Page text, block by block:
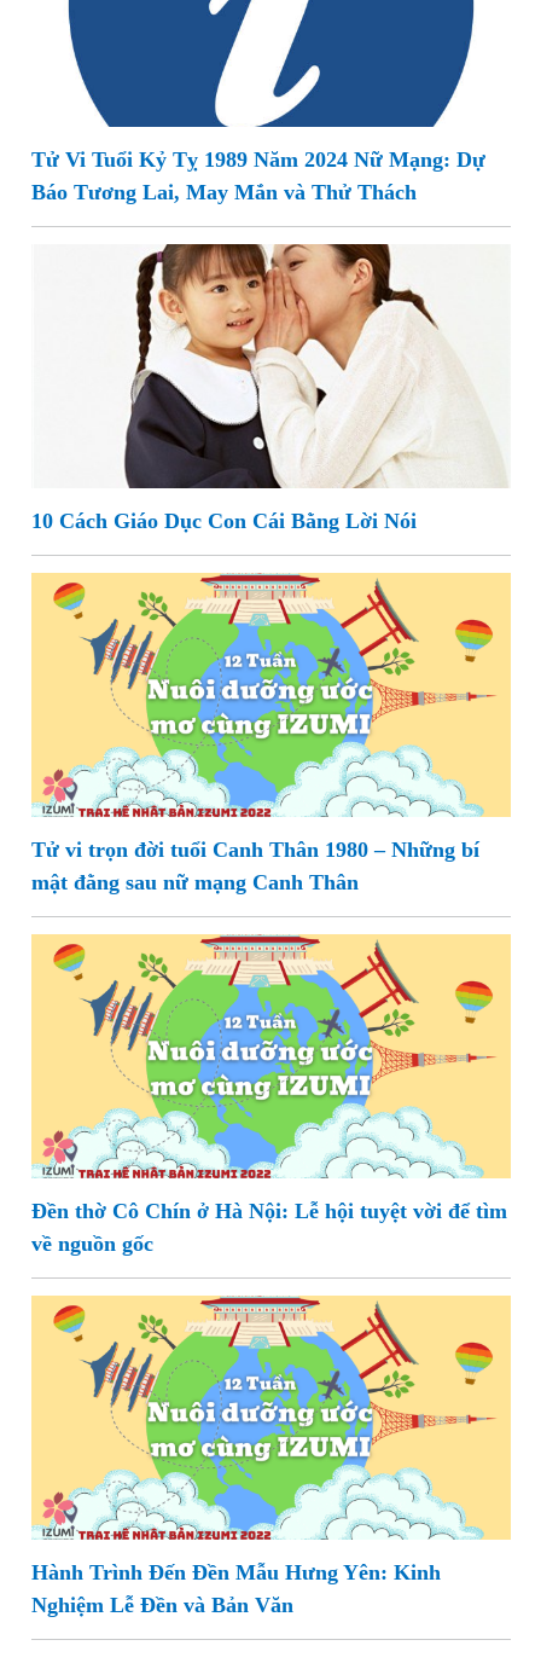
Tử Vi Tuổi Kỷ Tỵ 1989 Năm 2024 Nữ Mạng: Dự
Báo Tương Lai, May Mắn và Thử Thách
10 Cách Giáo Dục Con Cái Bằng Lời Nói
Tử vi trọn đời tuổi Canh Thân 1980 – Những bí
mật đằng sau nữ mạng Canh Thân
Đền thờ Cô Chín ở Hà Nội: Lễ hội tuyệt vời để tìm
về nguồn gốc
Hành Trình Đến Đền Mẫu Hưng Yên: Kinh
Nghiệm Lễ Đền và Bản Văn